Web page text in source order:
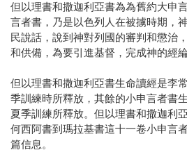
但以理書和撒迦利亞書為為舊約大申
言者書，乃是以色列人在被擄時期，
民說話，說到神對列國的審判和懲治
和供備，為要引進基督，完成神的經綸
但以理書和撒迦利亞書生命讀經是李
季訓練時所釋放，其餘的小申言者書
夏季訓練所釋放。但以理書和撒迦利
何西阿書到瑪拉基書這十一卷小申言
篇信息。